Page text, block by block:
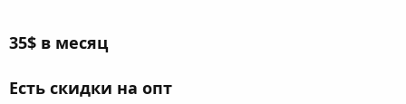
35$ в месяц
Есть скидки на опт